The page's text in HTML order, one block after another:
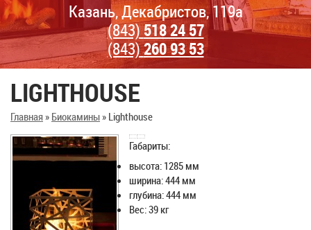
Казань, Декабристов, 119а
(843)518 24 57
(843)260 93 53
LIGHTHOUSE
Главная» Биокамины» Lighthouse
Габариты:
высота: 1285 мм
ширина: 444 мм
глубина: 444 мм
Вес: 39 кг